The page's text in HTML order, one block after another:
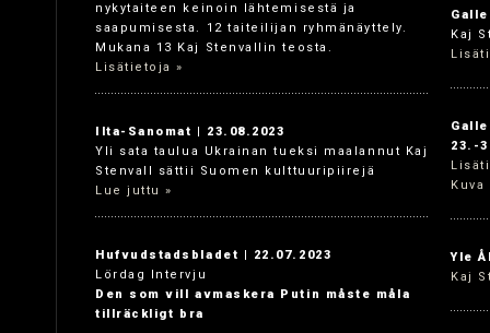
nykytaiteen keinoin lähtemisestä ja
saapumisesta. 12 taiteilijan ryhmänäyttely.
Mukana 13 Kaj Stenvallin teosta.
Lisätietoja »
Ilta-Sanomat | 23.08.2023
Yli sata taulua Ukrainan tueksi maalannut Kaj
Stenvall sättii Suomen kulttuuripiirejä
Lue juttu »
Hufvudstadsbladet | 22.07.2023
Lördag Intervju
Den som vill avmaskera Putin måste måla
tillräckligt bra
Kaj
23.-
Yle
Kaj